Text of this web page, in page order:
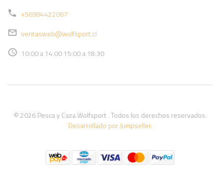
+56994422067
ventasweb@wolfsport.cl
10:00 a 14:00 15:00 a 18:30
© 2026 Pesca y Caza Wolfsport . Todos los derechos reservados.
Desarrollado por Jumpseller.